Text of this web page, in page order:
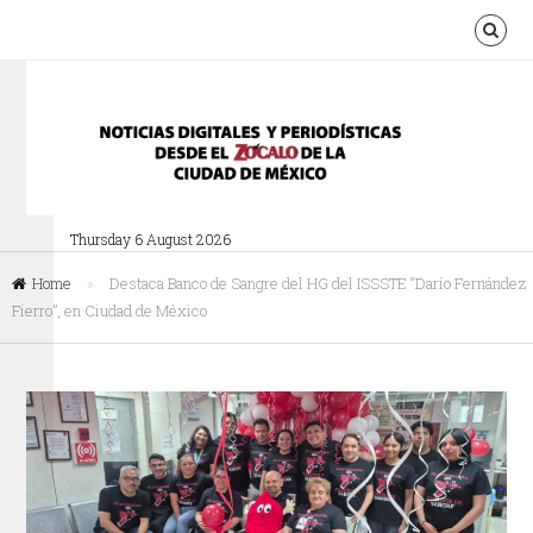
Thursday 6 August 2026
Home »
Destaca Banco de Sangre del HG del ISSSTE “Darío Fernández
Fierro”, en Ciudad de México